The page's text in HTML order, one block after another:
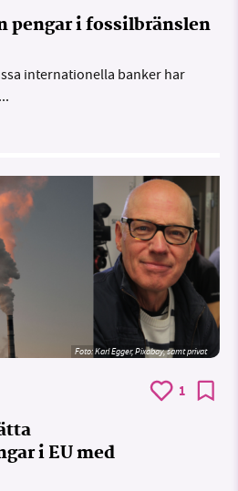
pengar i fossilbränslen
internationella banker har
Foto:Karl Egger, Pixabay, samt privat
1
i EU med